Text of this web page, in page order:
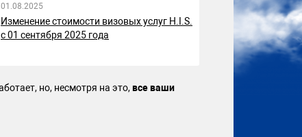
01.08.2025
Изменение стоимости визовых услуг H.I.S.
с 01 сентября 2025 года
но, несмотря на это,все ваши